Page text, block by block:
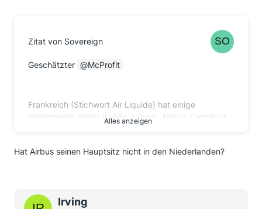
Zitat von Sovereign
Geschätzter McProfit
Frankreich (Stichwort Air Liquide) hat einige
interessante Werte (LVMH, LÒreal, Airbus, Carrefour
usw. hatte ich mir neben Air Liquide angeschaut -
nicht (zentralistisch, etatistisch, teilweise
haben sie in Frankreich).
Alles anzeigen
Hat Airbus seinen Hauptsitz nicht in den Niederlanden?
Irving